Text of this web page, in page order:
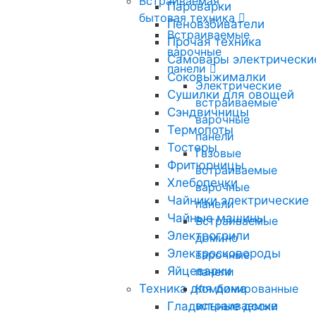
Пароварки
Пеновзбиватели
Прочая техника
Самовары
Соковыжималки
Сушилки для овощей
Сэндвичницы
Термопоты
Тостеры
Фритюрницы
Хлебопечки
Чайники электрические
Чайные машины
Электрогрили
Электросковороды
Яйцеварки
Техника для дома
Гладильные доски
бытовая техника
Встраиваемые
варочные
панели
Электрические
встраиваемые
варочные
панели
Газовые
встраиваемые
варочные
панели
Встраиваемые
домино
варочные
панели
Комбинированные
встраиваемые